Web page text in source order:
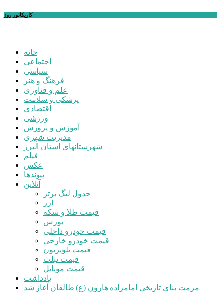
کاریکاتور روز
خانه
اجتماعی
سیاسی
فرهنگ و هنر
علم و فناوری
پزشکی و سلامت
اقتصادی
ورزشی
آموزش و پرورش
مدیریت شهری
شهرستانهای استان البرز
فیلم
عکس
پیوندها
آنلاین
جدول لیگ برتر
ارز
قیمت طلا و سکه
بورس
قیمت خودرو داخلی
قیمت خودرو خارجی
قیمت تلویزیون
قیمت تبلت
قیمت موبایل
یادداشت
مرمت بنای تاریخی امامزاده هارون (ع) طالقان آغاز شد